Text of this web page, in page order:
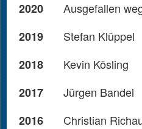
2020
Ausgefallen
2019
Stefan Klüppel
2018
Kevin Kösling
2017
Jürgen Bandel
2016
Christian